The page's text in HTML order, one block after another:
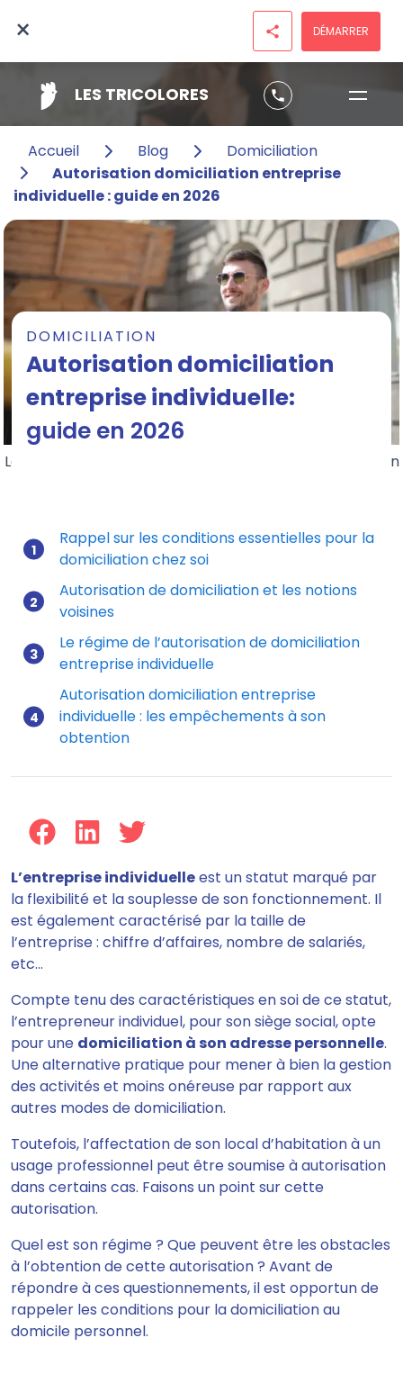
LES TRICOLORES phone
× share DÉMARRER
Accueil Blog
Domiciliation
Autorisation domiciliation entreprise
individuelle : guide en 2026
Les règles pour obtenir une autorisation de domiciliation
DOMICILIATION
Autorisation domiciliation
entreprise individuelle:
guide en 2026
Mis à jour le 29/12/2025
Rappel sur les conditions essentielles pour la
domiciliation chez soi
Autorisation de domiciliation et les notions
voisines
Le régime de l’autorisation de domiciliation
entreprise individuelle
Autorisation domiciliation entreprise
individuelle : les empêchements à son
obtention
L’entreprise individuelleest un statut marqué par
la flexibilité et la souplesse de son fonctionnement. Il
est également caractérisé par la taille de
l’entreprise : chiffre d’affaires, nombre de salariés,
etc...
Compte tenu des caractéristiques en soi de ce statut,
l’entrepreneur individuel, pour son siège social, opte
pour une domiciliation à son adresse personnelle.
Une alternative pratique pour mener à bien la gestion
des activités et moins onéreuse par rapport aux
autres modes de domiciliation.
Toutefois, l’affectation de son local d’habitation à un
usage professionnel peut être soumise à autorisation
dans certains cas. Faisons un point sur cette
autorisation.
Quel est son régime ? Que peuvent être les obstacles
à l’obtention de cette autorisation ? Avant de
répondre à ces questionnements, il est opportun de
rappeler les conditions pour la domiciliation au
domicile personnel.